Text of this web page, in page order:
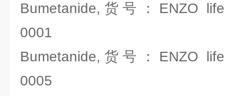
Bumetanide,货号：ENZO
0001
Bumetanide,货号：ENZO
0005